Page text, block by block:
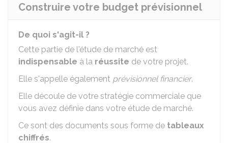
Construire votre budget prévisionnel
De quoi s'agit-il ?
Cette partie de l'étude de marché est
indispensable à la réussite de votre projet.
Elle s'appelle également prévisionnel financier.
Elle découle de votre stratégie commerciale que
vous avez définie dans votre étude de marché.
Ce sont des documents sous forme de tableaux
chiffrés.